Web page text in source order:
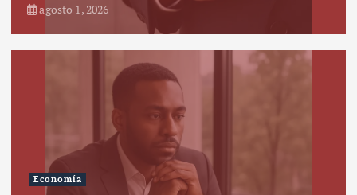
agosto 1, 2026
Economía